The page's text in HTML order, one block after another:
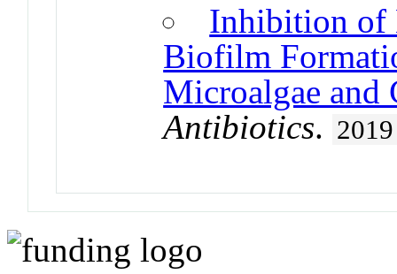
Inhibition of
Biofilm
Microalgae and
Antibiotics. 2019